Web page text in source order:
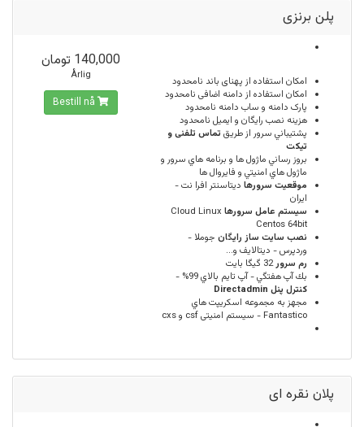
پلن برنزی
امكان استفاده از پهنای باند نامحدود
امکان استفاده از دامنه اضافی نامحدود
پارک دامنه و ساب دامنه نامحدود
هزینه نصب رایگان و ایمیل نامحدود
پشتيباني سرور از طريق تماس تلفنی و
تیکت
بروز رساني ماژول ها و برنامه هاي سرور و
ماژول هاي امنيتي و فايروال ها
موقعيت سرورها ديتاسنتر افرا نت -
ایران
سيستم عامل سرورها Cloud Linux
Centos 64bit
نصب سایت ساز رایگان جوملا -
وردپرس - دیتالایف و...
رم سرور32 گيگا بايت
بك آپ هفتگي - آپ تايم بالاي 99% -
كنترل پنل Directadmin
مجهز به مجموعه اسكريپت هاي
Fantastico - سیستم امنیتی csf و cxs
140,000 تومان
Årlig
پلان نقره ای